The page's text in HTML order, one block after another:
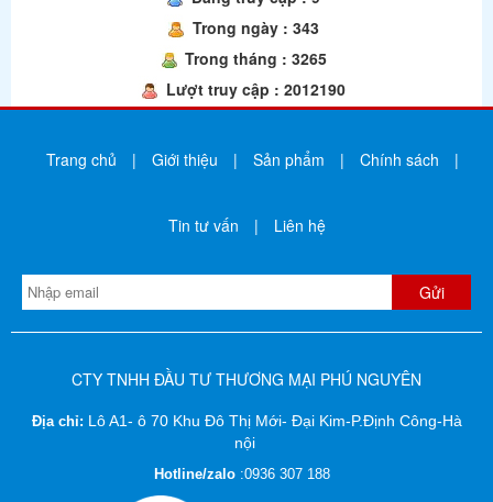
Trong ngày : 343
Trong tháng : 3265
Lượt truy cập : 2012190
Trang chủ | Giới thiệu | Sản phẩm | Chính sách |
Tin tư vấn | Liên hệ
CTY TNHH ĐẦU TƯ THƯƠNG MẠI PHÚ NGUYÊN
Địa chỉ: Lô A1- ô 70 Khu Đô Thị Mới- Đại Kim-P.Định Công-Hà
nội
Hotline/zalo :0936 307 188